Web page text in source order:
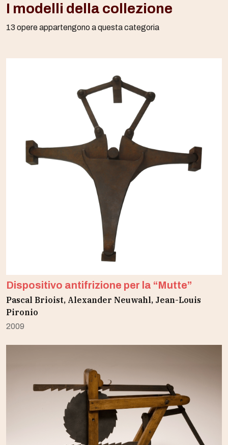
I modelli della collezione
13 opere appartengono a questa categoria
Dispositivo antifrizione per la “Mutte”
Pascal Brioist, Alexander Neuwahl, Jean-Louis
Pironio
2009